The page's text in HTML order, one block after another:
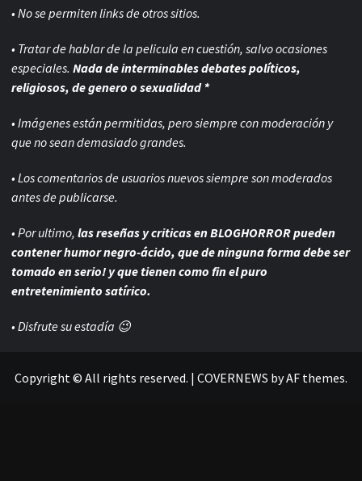
• No se permiten links de otros sitios.
• Tratar de hablar de la pelicula en cuestión, salvo ocasiones
especiales. Nada de interminables debates políticos,
religiosos, de genero o sexualidad *
• Imágenes están permitidas, pero siempre conmoderación y
que no sean demasiado grandes.
• Los comentarios de usuarios nuevos siempre son moderados
antes de publicarse.
• Por ultimo, las reseñas y criticas en BLOGHORROR pueden
contener humor negro-ácido, que de ninguna forma debe ser
tomado en serio! y que tienen como fin el puro
entretenimiento satírico.
• Disfrute su estadía 😉
Copyright © All rights reserved. | COVERNEWS by AF themes.